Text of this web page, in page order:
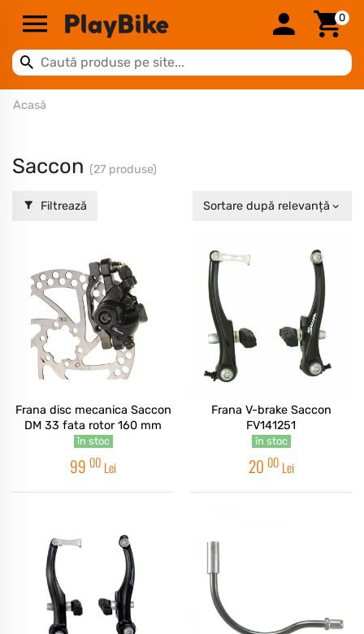
0
Acasă
Saccon (27 produse)
Filtrează Sortare după relevanță
Frana disc mecanica Saccon
DM 33 fata rotor 160 mm
în stoc
99 00 Lei
Frana V-brake Saccon
FV141251
în stoc
20 00 Lei